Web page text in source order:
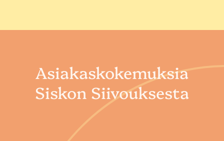
Asiakaskokemuksia
Siskon Siivouksesta